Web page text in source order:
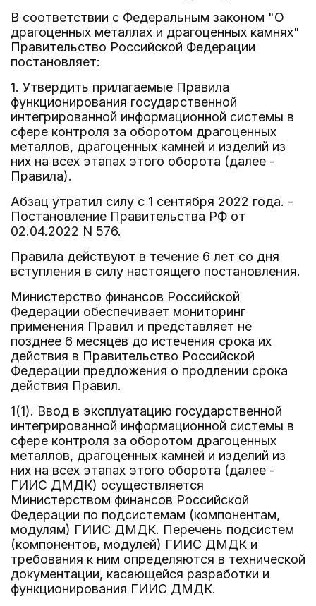
В соответствии с Федеральным законом "О
драгоценных металлах и драгоценных камнях"
Правительство Российской Федерации
постановляет:
1. Утвердить прилагаемые Правила
функционирования государственной
интегрированной информационной системы в
сфере контроля за оборотом драгоценных
металлов, драгоценных камней и изделий из
них на всех этапах этого оборота (далее -
Правила).
Абзац утратил силу с 1 сентября 2022 года. -
Постановление Правительства РФ от
02.04.2022 N 576.
Правила действуют в течение 6 лет со дня
вступления в силу настоящего постановления.
Министерство финансов Российской
Федерации обеспечивает мониторинг
применения Правил и представляет не
позднее 6 месяцев до истечения срока их
действия в Правительство Российской
Федерации предложения о продлении срока
действия Правил.
1(1). Ввод в эксплуатацию государственной
интегрированной информационной системы в
сфере контроля за оборотом драгоценных
металлов, драгоценных камней и изделий из
них на всех этапах этого оборота (далее -
ГИИС ДМДК) осуществляется
Министерством финансов Российской
Федерации по подсистемам (компонентам,
модулям) ГИИС ДМДК. Перечень подсистем
(компонентов, модулей) ГИИС ДМДК и
требования к ним определяются в технической
документации, касающейся разработки и
функционирования ГИИС ДМДК.